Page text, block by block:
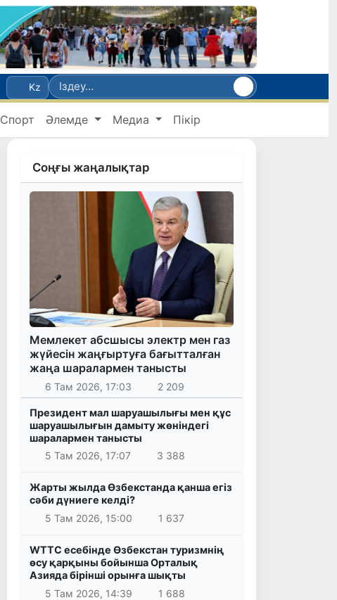
Kz
Спорт Әлемде Медиа Пікір
Соңғы жаңалықтар
Мемлекет абсшысы электр мен газ
жүйесін жаңғыртуға бағытталған
жаңа шаралармен танысты
6 Там 2026, 17:03 2 209
Президент мал шаруашылығы мен құс
шаруашылығын дамыту жөніндегі
шаралармен танысты
5 Там 2026, 17:07
3 388
Жарты жылда Өзбекстанда қанша егіз
сәби дүниеге келді?
5 Там 2026, 15:00
1 637
WTTC есебінде Өзбекстан туризмнің
өсу қарқыны бойынша Орталық
Азияда бірінші орынға шықты
5 Там 2026, 14:39
1 688